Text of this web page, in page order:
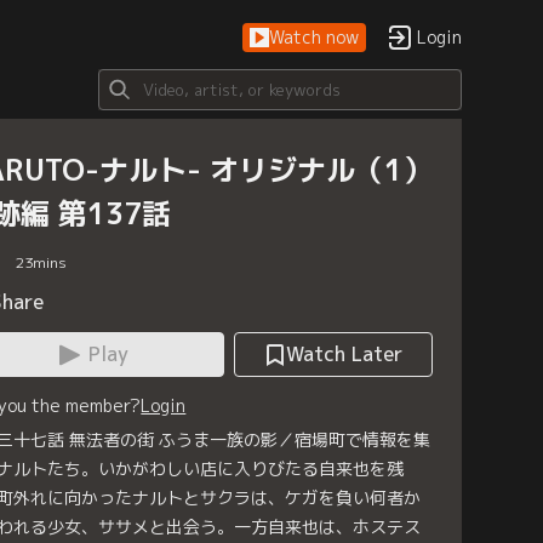
Watch now Login
ナルト- オリジナル（1）
編 第137話
23mins
Play
Watch Later
the member?Login
十七話 無法者の街 ふうま一族の影／宿場町で情報を集
ルトたち。いかがわしい店に入りびたる自来也を残
外れに向かったナルトとサクラは、ケガを負い何者か
れる少女、ササメと出会う。一方自来也は、ホステス